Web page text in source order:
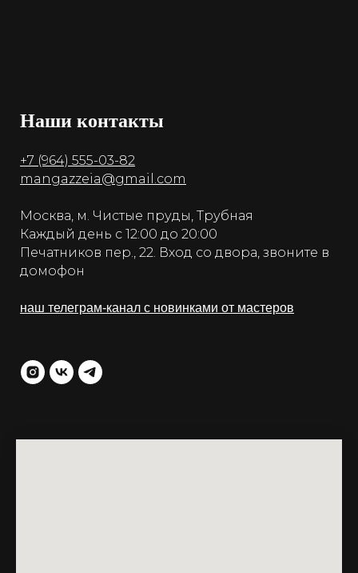
Наши контакты
+7 (964) 555-03-82
mangazzeia@gmail.com
Москва, м. Чистые пруды, Трубная
Каждый день с 12:00 до 20:00
Печатников пер., 22. Вход со двора, звоните в
домофон
наш телеграм-канал с новинками от мастеров